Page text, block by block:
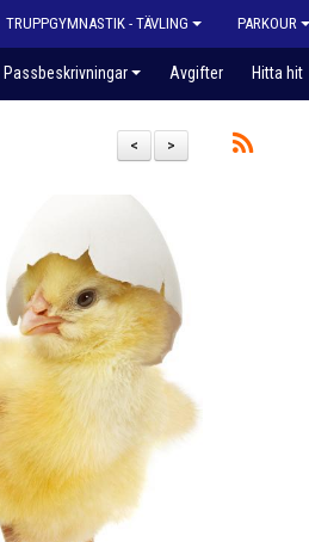
TRUPPGYMNASTIK - TÄVLING PARKOUR
Passbeskrivningar Avgifter Hitta hit
>
<